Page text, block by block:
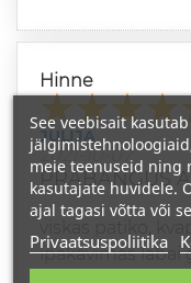
Hinne
JULIJA
2021-10-07
PRABANGUS
ipakavimas labai
See veebisait
meie teenuseid ning
kasutajate huvidele.
ajal tagasi võtta või
Privaatsuspoliitika